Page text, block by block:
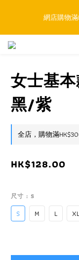
網店購物
累積購物滿HK$800升
順豐香港
女士基
黑/紫
全店，購物滿
HK$128.00
尺寸 : S
S M L XL